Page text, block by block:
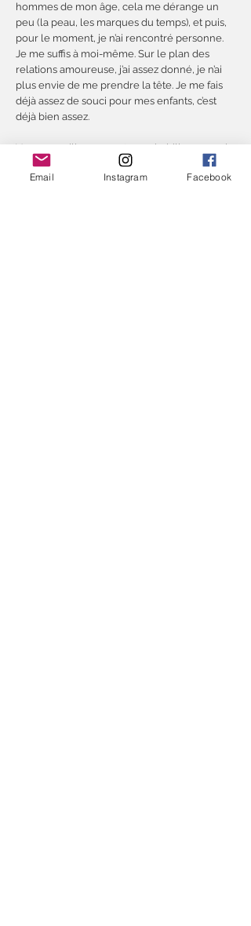
hommes de mon âge, cela me dérange un
peu (la peau, les marques du temps), et puis,
pour le moment, je n’ai rencontré personne.
Je me suffis à moi-même. Sur le plan des
relations amoureuse, j’ai assez donné, je n’ai
plus envie de me prendre la tête. Je me fais
déjà assez de souci pour mes enfants, c’est
déjà bien assez.
Vous maquillez-vous et vous habillez-vous de
la même manière que quand vous aviez
trente ans ?
Email Instagram Facebook